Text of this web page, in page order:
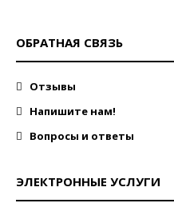
ОБРАТНАЯ СВЯЗЬ
Отзывы
Напишите нам!
Вопросы и ответы
ЭЛЕКТРОННЫЕ УСЛУГИ